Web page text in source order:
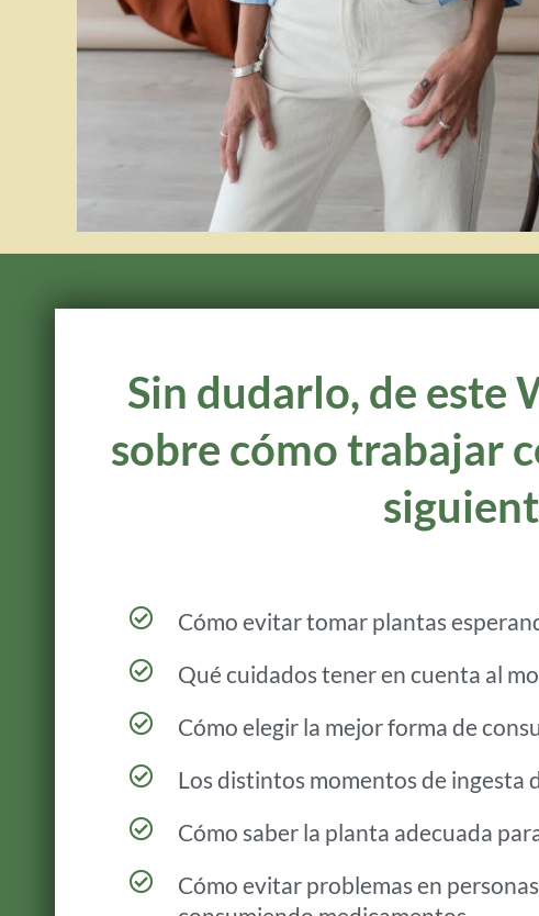
Sin dudarlo, de este
sobre cómo trabajar
Cómo evitar tomar plantas
Qué cuidados tener en cuenta al
Cómo elegir la mejor forma de
Los distintos momentos de ingesta
Cómo saber la planta adecuada
Cómo evitar problemas en